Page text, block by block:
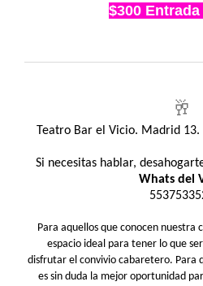
$300 Entrada
🥂
Teatro Bar el Vicio. Madrid 13.
Si necesitas hablar,
Whats del
Para aquellos que conocen nuestra
espacio ideal para tener lo que
disfrutar el convivio cabaretero. Para
es sin duda la mejor oportunidad